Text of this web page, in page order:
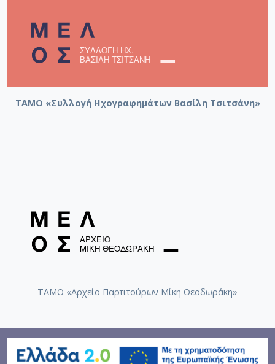
ΤΑΜΟ «Συλλογή Ηχογραφημάτων Βασίλη Τσιτσάνη»
ΤΑΜΟ «Αρχείο Παρτιτούρων Μίκη Θεοδωράκη»